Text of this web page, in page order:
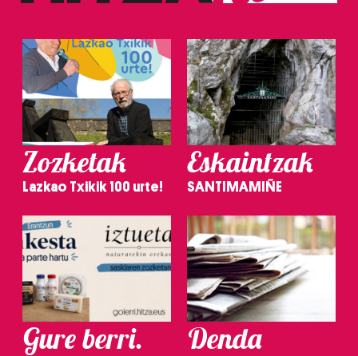
Zozketak
Lazkao Txikik 100 urte!
Eskaintzak
SANTIMAMIÑE
Gure berri. Denda